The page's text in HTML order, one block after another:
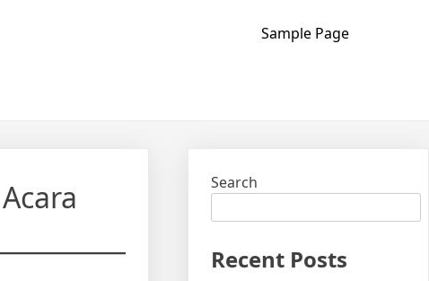
Sample Page
Search
Recent Posts